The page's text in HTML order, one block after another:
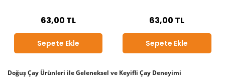
63,00 TL
Sepete Ekle
63,00 TL
Sepete Ekle
Doğuş Çay Ürünleri ile Geleneksel ve Keyifli Çay Deneyimi